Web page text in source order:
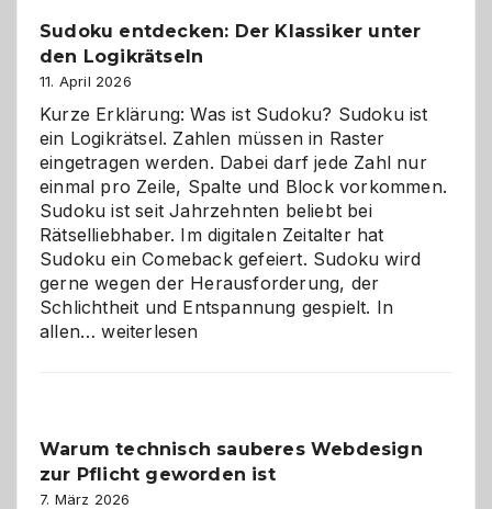
Sudoku entdecken: Der Klassiker unter
den Logikrätseln
11. April 2026
Kurze Erklärung: Was ist Sudoku? Sudoku ist
ein Logikrätsel. Zahlen müssen in Raster
eingetragen werden. Dabei darf jede Zahl nur
einmal pro Zeile, Spalte und Block vorkommen.
Sudoku ist seit Jahrzehnten beliebt bei
Rätselliebhaber. Im digitalen Zeitalter hat
Sudoku ein Comeback gefeiert. Sudoku wird
gerne wegen der Herausforderung, der
Schlichtheit und Entspannung gespielt. In
allen…Sudoku
den
Logikrätseln
weiterlesen
Warum technisch sauberes Webdesign
zur Pflicht geworden ist
7. März 2026